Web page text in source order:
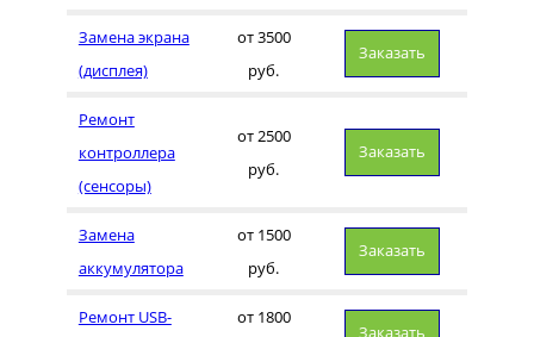
Замена экрана
(дисплея)
от 3500
руб.
Заказать
Ремонт
контроллера
(сенсоры)
от 2500
руб.
Заказать
Замена
аккумулятора
от 1500
руб.
Заказать
Ремонт USB-
от 1800
Заказать